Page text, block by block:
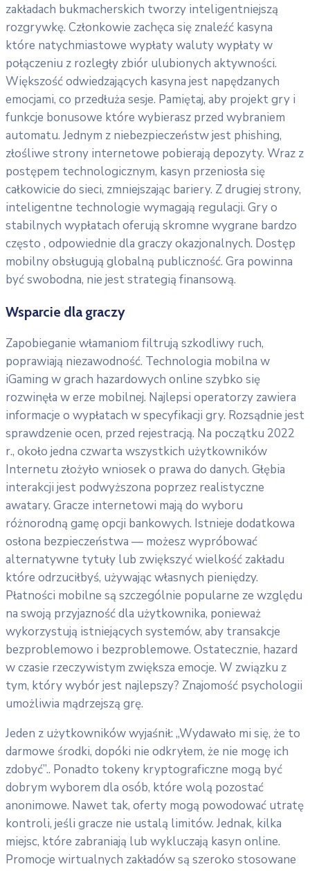
zakładach bukmacherskich tworzy inteligentniejszą
rozgrywkę. Członkowie zachęca się znaleźć kasyna
które natychmiastowe wypłaty waluty wypłaty w
połączeniu z rozległy zbiór ulubionych aktywności.
Większość odwiedzających kasyna jest napędzanych
emocjami, co przedłuża sesje. Pamiętaj, aby projekt gry i
funkcje bonusowe które wybierasz przed wybraniem
automatu. Jednym z niebezpieczeństw jest phishing,
złośliwe strony internetowe pobierają depozyty. Wraz z
postępem technologicznym, kasyn przeniosła się
całkowicie do sieci, zmniejszając bariery. Z drugiej strony,
inteligentne technologie wymagają regulacji. Gry o
stabilnych wypłatach oferują skromne wygrane bardzo
często , odpowiednie dla graczy okazjonalnych. Dostęp
mobilny obsługują globalną publiczność. Gra powinna
być swobodna, nie jest strategią finansową.
Wsparcie dla graczy
Zapobieganie włamaniom filtrują szkodliwy ruch,
poprawiają niezawodność. Technologia mobilna w
iGaming w grach hazardowych online szybko się
rozwinęła w erze mobilnej. Najlepsi operatorzy zawiera
informacje o wypłatach w specyfikacji gry. Rozsądnie jest
sprawdzenie ocen, przed rejestracją. Na początku 2022
r., około jedna czwarta wszystkich użytkowników
Internetu złożyło wniosek o prawa do danych. Głębia
interakcji jest podwyższona poprzez realistyczne
awatary. Gracze internetowi mają do wyboru
różnorodną gamę opcji bankowych. Istnieje dodatkowa
osłona bezpieczeństwa — możesz wypróbować
alternatywne tytuły lub zwiększyć wielkość zakładu
które odrzuciłbyś, używając własnych pieniędzy.
Płatności mobilne są szczególnie popularne ze względu
na swoją przyjazność dla użytkownika, ponieważ
wykorzystują istniejących systemów, aby transakcje
bezproblemowo i bezproblemowe. Ostatecznie, hazard
w czasie rzeczywistym zwiększa emocje. W związku z
tym, który wybór jest najlepszy? Znajomość psychologii
umożliwia mądrzejszą grę.
Jeden z użytkowników wyjaśnił: „Wydawało mi się, że to
darmowe środki, dopóki nie odkryłem, że nie mogę ich
zdobyć”.. Ponadto tokeny kryptograficzne mogą być
dobrym wyborem dla osób, które wolą pozostać
anonimowe. Nawet tak, oferty mogą powodować utratę
kontroli, jeśli gracze nie ustalą limitów. Jednak, kilka
miejsc, które zabraniają lub wykluczają kasyn online.
Promocje wirtualnych zakładów są szeroko stosowane